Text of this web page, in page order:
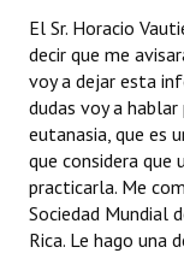
El Sr. Horacio
decir que me
voy a dejar esta
dudas voy a
eutanasia, que es
que considera
practicarla. Me
Sociedad Mundial
Rica. Le hago una